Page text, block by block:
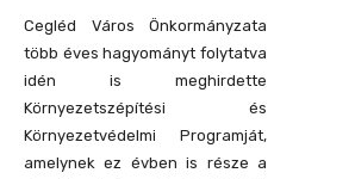
Cegléd Város Önkormányzata
több éves hagyományt folytatva
idén is meghirdette
Környezetszépítési és
Környezetvédelmi Programját,
amelynek ez évben is része a